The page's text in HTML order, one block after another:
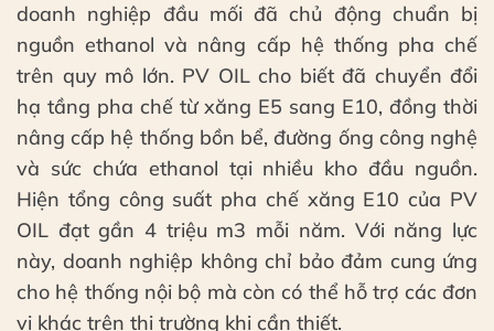
doanh nghiệp đầu mối đã chủ động chuẩn bị
nguồn ethanol và nâng cấp hệ thống pha chế
trên quy mô lớn. PV OIL cho biết đã chuyển đổi
hạ tầng pha chế từ xăng E5 sang E10, đồng thời
nâng cấp hệ thống bồn bể, đường ống công nghệ
và sức chứa ethanol tại nhiều kho đầu nguồn.
Hiện tổng công suất pha chế xăng E10 của PV
OIL đạt gần 4 triệu m3 mỗi năm. Với năng lực
này, doanh nghiệp không chỉ bảo đảm cung ứng
cho hệ thống nội bộ mà còn có thể hỗ trợ các đơn
vị khác trên thị trường khi cần thiết.